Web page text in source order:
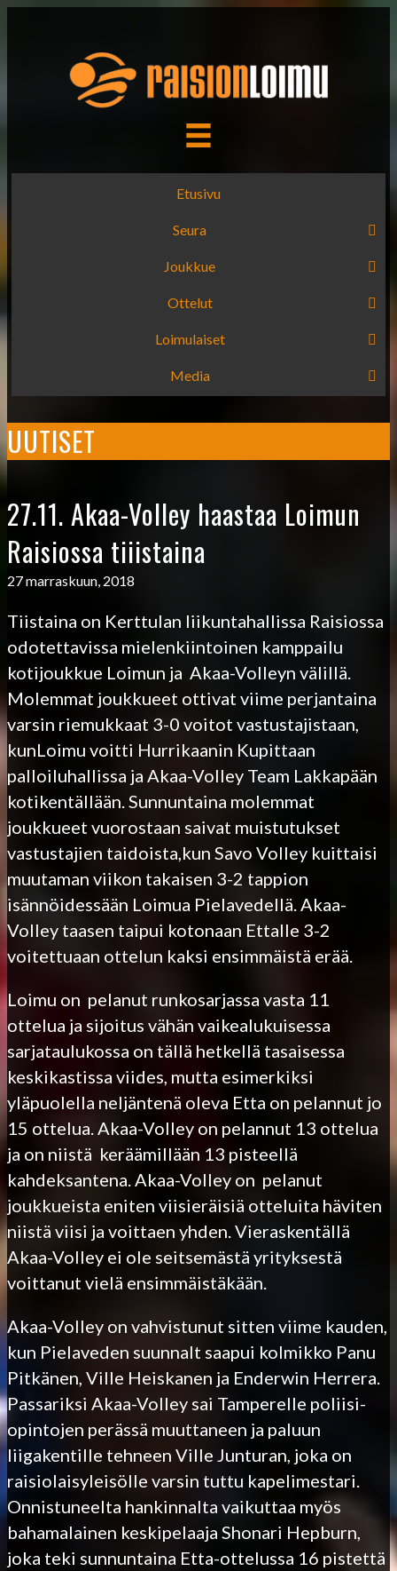
Etusivu
Seura
Joukkue
Ottelut
Loimulaiset
Media
UUTISET
27.11. Akaa-Volley haastaa Loimun
Raisiossa tiiistaina
27 marraskuun, 2018
Tiistaina on Kerttulan liikuntahallissa Raisiossa
odotettavissa mielenkiintoinen kamppailu
kotijoukkue Loimun ja Akaa-Volleyn välillä.
Molemmat joukkueet ottivat viime perjantaina
varsin riemukkaat 3-0 voitot vastustajistaan,
kunLoimu voitti Hurrikaanin Kupittaan
palloiluhallissa ja Akaa-Volley Team Lakkapään
kotikentällään. Sunnuntaina molemmat
joukkueet vuorostaan saivat muistutukset
vastustajien taidoista,kun Savo Volley kuittaisi
muutaman viikon takaisen 3-2 tappion
isännöidessään Loimua Pielavedellä. Akaa-
Volley taasen taipui kotonaan Ettalle 3-2
voitettuaan ottelun kaksi ensimmäistä erää.
Loimu on pelanut runkosarjassa vasta 11
ottelua ja sijoitus vähän vaikealukuisessa
sarjataulukossa on tällä hetkellä tasaisessa
keskikastissa viides, mutta esimerkiksi
yläpuolella neljäntenä oleva Etta on pelannut jo
15 ottelua. Akaa-Volley on pelannut 13 ottelua
ja on niistä keräämillään 13 pisteellä
kahdeksantena. Akaa-Volley on pelanut
joukkueista eniten viisieräisiä otteluita häviten
niistä viisi ja voittaen yhden. Vieraskentällä
Akaa-Volley ei ole seitsemästä yrityksestä
voittanut vielä ensimmäistäkään.
Akaa-Volley on vahvistunut sitten viime kauden,
kun Pielaveden suunnalt saapui kolmikko Panu
Pitkänen, Ville Heiskanen ja Enderwin Herrera.
Passariksi Akaa-Volley sai Tamperelle poliisi-
opintojen perässä muuttaneen ja paluun
liigakentille tehneen Ville Junturan, joka on
raisiolaisyleisölle varsin tuttu kapelimestari.
Onnistuneelta hankinnalta vaikuttaa myös
bahamalainen keskipelaaja Shonari Hepburn,
joka teki sunnuntaina Etta-ottelussa 16 pistettä